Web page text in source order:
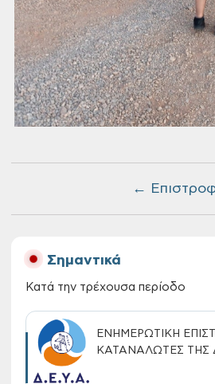
←
Σημαντικά
Κατά την τρέχουσα περίοδο
ΕΝΗΜΕΡΩΤΙΚΗ
ΚΑΤΑΝΑΛΩΤΕΣ ΤΗΣ